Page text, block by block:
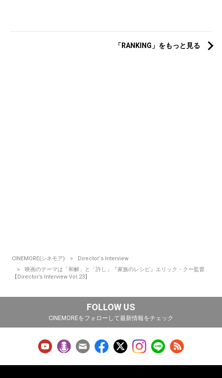
「RANKING」をもっと見る
CINEMORE(シネモア)
Director‘s Interview
映画のテーマは「和解」と「許し」『家族のレシピ』エリック・クー監督
【Director’s Interview Vol.23】
FOLLOW US
CINEMOREをフォローして最新情報をチェック